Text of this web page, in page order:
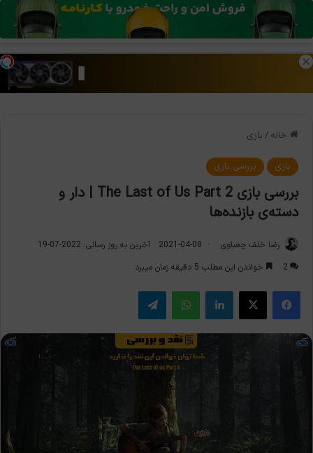
خانه / بازی
بازی بررسی بازی
بررسی بازی The Last of Us Part 2 | دار و
دسته‌ی بازنده‌ها
رضا خلف چعباوی 2021-04-08
آخرین به روز رسانی: 2022-07-19
2
خواندن این مطلب 5 دقیقه زمان میبرد
فیس بوک X لینکدین واتس آپ تلگرام